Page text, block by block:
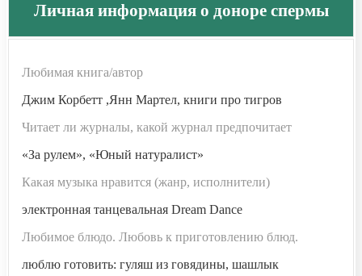
Личная информация о доноре спермы
Любимая книга/автор
Джим Корбетт ,Янн Мартел, книги про тигров
Читает ли журналы, какой журнал предпочитает
«За рулем», «Юный натуралист»
Какая музыка нравится (жанр, исполнители)
электронная танцевальная Dream Dance
Любимое блюдо. Любовь к приготовлению блюд.
люблю готовить: гуляш из говядины, шашлык